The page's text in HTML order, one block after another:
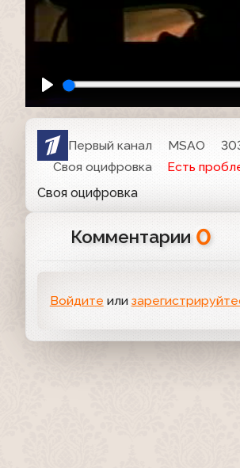
Первый канал MSAO
Своя оцифровка
Есть
Своя оцифровка
Комментарии 0
Войдите или